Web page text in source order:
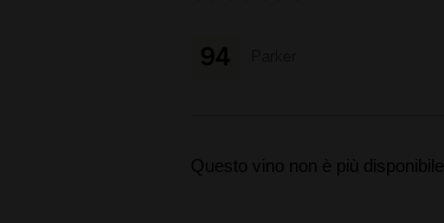
94
Questo vino non è più disponibile